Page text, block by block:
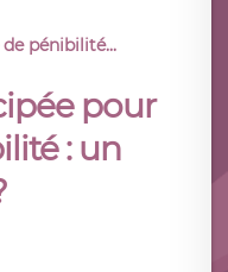
pénibilité...
pour
: un